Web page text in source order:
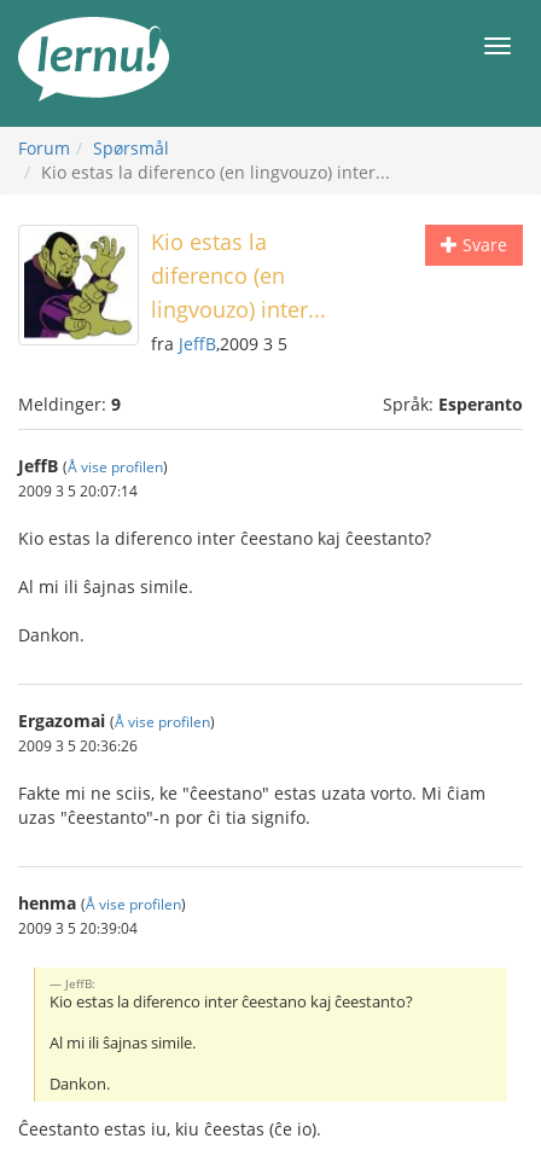
innholdet
Meny
Forum
Spørsmål
Kio estas la diferenco (en lingvouzo) inter...
Svare
Kio estas la
diferenco (en
lingvouzo) inter...
fra JeffB,2009 3 5
Meldinger: 9 Språk: Esperanto
JeffB (Å vise profilen)
2009 3 5 20:07:14
Kio estas la diferenco inter ĉeestano kaj ĉeestanto?
Al mi ili ŝajnas simile.
Dankon.
Ergazomai (Å vise profilen)
2009 3 5 20:36:26
Fakte mi ne sciis, ke "ĉeestano" estas uzata vorto. Mi ĉiam
uzas "ĉeestanto"-n por ĉi tia signifo.
henma (Å vise profilen)
2009 3 5 20:39:04
JeffB:
Kio estas la diferenco inter ĉeestano kaj ĉeestanto?
Al mi ili ŝajnas simile.
Dankon.
Ĉeestanto estas iu, kiu ĉeestas (ĉe io).